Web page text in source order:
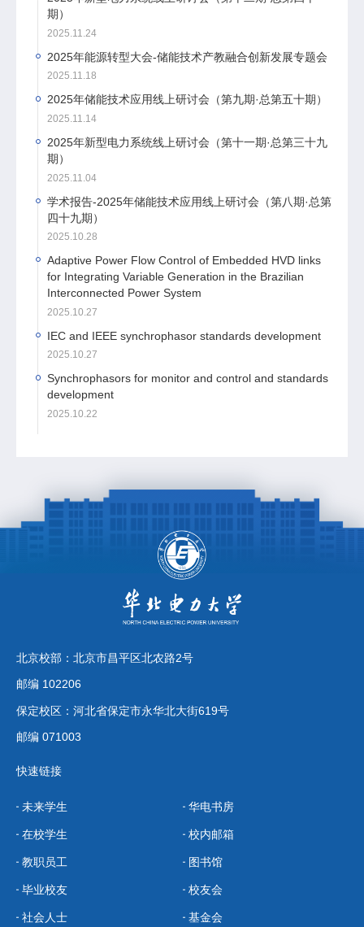
期）
2025.11.24
2025年能源转型大会-储能技术产教融合创新发展专题会
2025.11.18
2025年储能技术应用线上研讨会（第九期·总第五十期）
2025.11.14
2025年新型电力系统线上研讨会（第十一期·总第三十九
期）
2025.11.04
学术报告-2025年储能技术应用线上研讨会（第八期·总第
四十九期）
2025.10.28
Adaptive Power Flow Control of Embedded HVD links
for Integrating Variable Generation in the Brazilian
Interconnected Power System
2025.10.27
IEC and IEEE synchrophasor standards development
2025.10.27
Synchrophasors for monitor and control and standards
development
2025.10.22
北京校部：北京市昌平区北农路2号
邮编 102206
保定校区：河北省保定市永华北大街619号
邮编 071003
快速链接
未来学生
在校学生
教职员工
毕业校友
社会人士
华电书房
校内邮箱
图书馆
校友会
基金会